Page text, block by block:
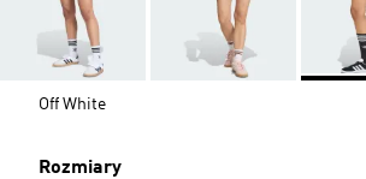
Off White
Rozmiary